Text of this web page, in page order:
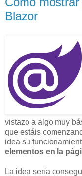
Blazor
vistazo a algo muy
que estáis
idea su
elementos en la
La idea sería